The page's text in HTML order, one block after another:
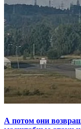
А потом они